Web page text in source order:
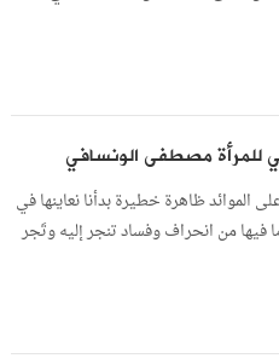
للمرأة مصطفى الونسافي
الموائد ظاهرة خطيرة بدأنا نعاينها في
فيها من انحراف وفساد تنجر إليه وتَجر